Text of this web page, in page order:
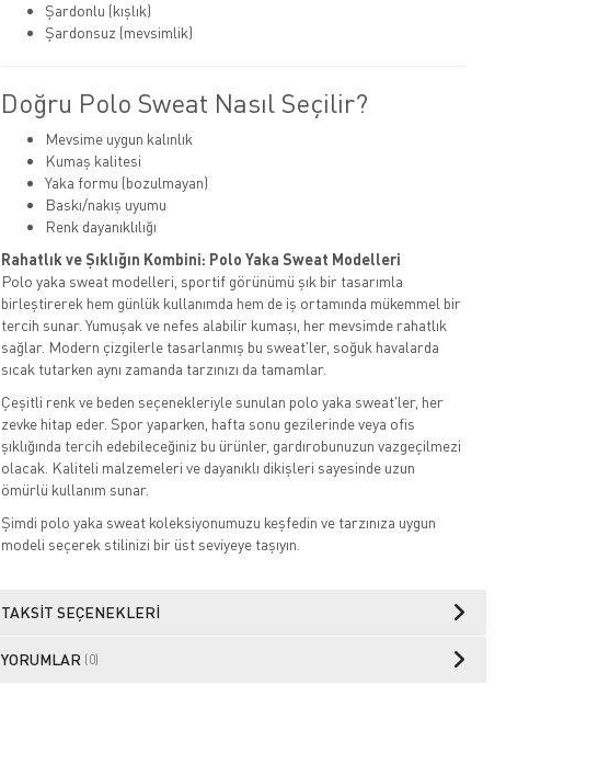
Şardonlu (kışlık)
Şardonsuz (mevsimlik)
Doğru Polo Sweat Nasıl Seçilir?
Mevsime uygun kalınlık
Kumaş kalitesi
Yaka formu (bozulmayan)
Baskı/nakış uyumu
Renk dayanıklılığı
Rahatlık ve Şıklığın Kombini: Polo Yaka Sweat Modelleri
Polo yaka sweat modelleri, sportif görünümü şık bir tasarımla
birleştirerek hem günlük kullanımda hem de iş ortamında mükemmel bir
tercih sunar. Yumuşak ve nefes alabilir kumaşı, her mevsimde rahatlık
sağlar. Modern çizgilerle tasarlanmış bu sweat'ler, soğuk havalarda
sıcak tutarken aynı zamanda tarzınızı da tamamlar.
Çeşitli renk ve beden seçenekleriyle sunulan polo yaka sweat'ler, her
zevke hitap eder. Spor yaparken, hafta sonu gezilerinde veya ofis
şıklığında tercih edebileceğiniz bu ürünler, gardırobunuzun vazgeçilmezi
olacak. Kaliteli malzemeleri ve dayanıklı dikişleri sayesinde uzun
ömürlü kullanım sunar.
Şimdi polo yaka sweat koleksiyonumuzu keşfedin ve tarzınıza uygun
modeli seçerek stilinizi bir üst seviyeye taşıyın.
TAKSIT SEÇENEKLERI
YORUMLAR (0)